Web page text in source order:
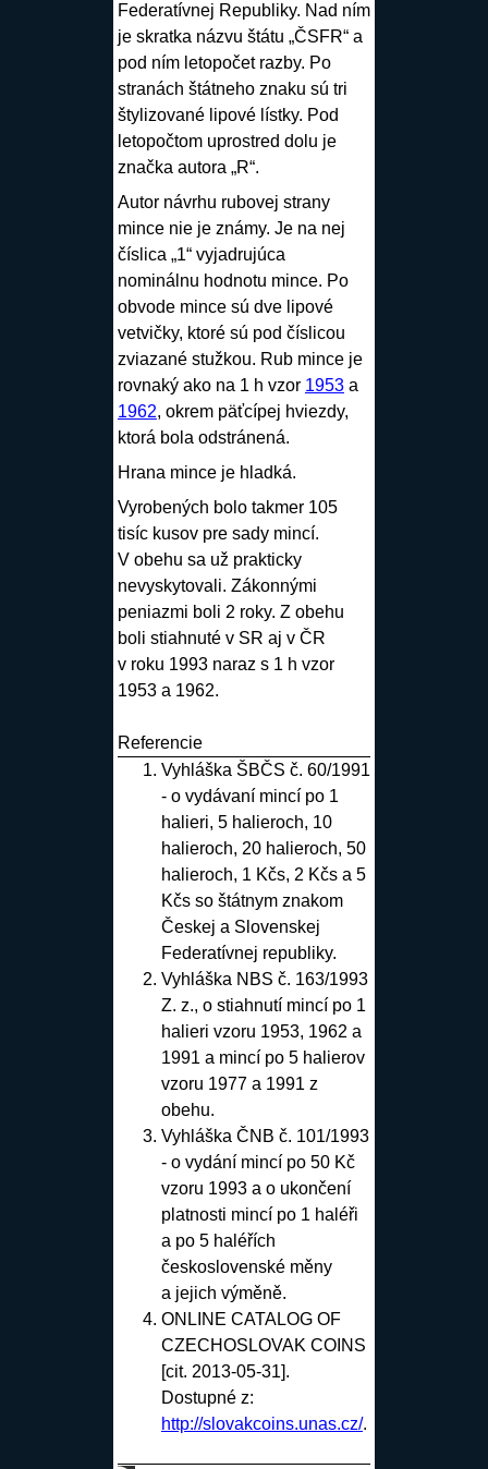
Federatívnej Republiky. Nad ním
je skratka názvu štátu „ČSFR“ a
pod ním letopočet razby. Po
stranách štátneho znaku sú tri
štylizované lipové lístky. Pod
letopočtom uprostred dolu je
značka autora „R“.
Autor návrhu rubovej strany
mince nie je známy. Je na nej
číslica „1“ vyjadrujúca
nominálnu hodnotu mince. Po
obvode mince sú dve lipové
vetvičky, ktoré sú pod číslicou
zviazané stužkou. Rub mince je
rovnaký ako na 1 h vzor 1953a
1962, okrem päťcípej hviezdy,
ktorá bola odstránená.
Hrana mince je hladká.
Vyrobených bolo takmer 105
tisíc kusov pre sady mincí.
V obehu sa už prakticky
nevyskytovali. Zákonnými
peniazmi boli 2 roky. Z obehu
boli stiahnuté v SR aj v ČR
v roku 1993 naraz s 1 h vzor
1953 a 1962.
Referencie
Vyhláška ŠBČS č. 60/1991
- o vydávaní mincí po 1
halieri, 5 halieroch, 10
halieroch, 20 halieroch, 50
halieroch, 1 Kčs, 2 Kčs a 5
Kčs so štátnym znakom
Českej a Slovenskej
Federatívnej republiky.
Vyhláška NBS č. 163/1993
Z. z., o stiahnutí mincí po 1
halieri vzoru 1953, 1962 a
1991 a mincí po 5 halierov
vzoru 1977 a 1991 z
obehu.
Vyhláška ČNB č. 101/1993
- o vydání mincí po 50 Kč
vzoru 1993 a o ukončení
platnosti mincí po 1 haléři
a po 5 haléřích
československé měny
a jejich výměně.
ONLINE CATALOG OF
CZECHOSLOVAK COINS
[cit. 2013-05-31].
Dostupné z:
http://slovakcoins.unas.cz/.